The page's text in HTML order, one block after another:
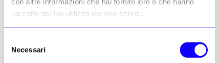
raccolto dal tuo utilizzo dei loro servizi.
delNecessari
hôtellerie e nel basso fabbricato antistante
alloggerà un laboratorio deposito per il
cicloturismo; negli ariosi ambienti della stalla
settecentesca troverà spazio una foresteria.